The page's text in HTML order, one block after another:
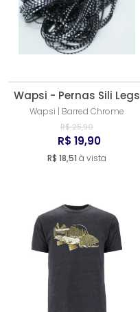
Wapsi - Pernas Sili Legs
Wapsi | Barred Chrome
R$ 25,90
R$ 19,90
R$ 18,51 à vista